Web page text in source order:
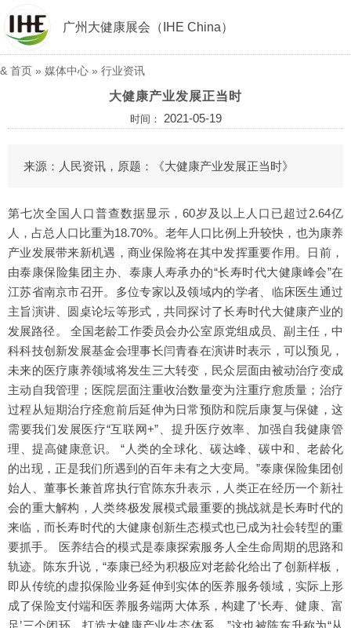
广州大健康展会（IHE China）
& 首页 » 媒体中心 » 行业资讯
大健康产业发展正当时
时间： 2021-05-19
来源：人民资讯，原题：《大健康产业发展正当时》
第七次全国人口普查数据显示，60岁及以上人口已超过2.64亿
人，占总人口比重为18.70%。老年人口比例上升较快，也为康养
产业发展带来新机遇，商业保险将在其中发挥重要作用。日前，
由泰康保险集团主办、泰康人寿承办的“长寿时代大健康峰会”在
江苏省南京市召开。多位专家以及领域内的学者、临床医生通过
主旨演讲、圆桌论坛等形式，共同探讨了长寿时代大健康产业的
发展路径。 全国老龄工作委员会办公室原党组成员、副主任，中
科科技创新发展基金会理事长闫青春在演讲时表示，可以预见，
未来的医疗康养领域将发生三大转变，民众层面由被动治疗变成
主动自我管理；医院层面注重收治数量变为注重疗愈质量；治疗
过程从短期治疗痊愈前后延伸为日常预防和院后康复与保健，这
需要我们发展医疗“互联网+”、提升医疗效率、加强自我健康管
理、提高健康意识。 “人类的全球化、碳达峰、碳中和、老龄化
的出现，正是我们所遇到的百年未有之大变局。”泰康保险集团创
始人、董事长兼首席执行官陈东升表示，人类正在经历一个新社
会的重大解构，人类终极发展模式最重要的挑战就是长寿时代的
来临，而长寿时代的大健康创新生态模式也已成为社会转型的重
要抓手。 医养结合的模式是泰康探索服务人全生命周期的思路和
轨迹。陈东升说，“泰康已经为积极应对老龄化给出了创新样板，
即从传统的虚拟保险业务延伸到实体的医养服务领域，实际上形
成了保险支付端和医养服务端两大体系，构建了‘长寿、健康、富
足’三个闭环，打造大健康产业生态体系。”这也被陈东升称为“从